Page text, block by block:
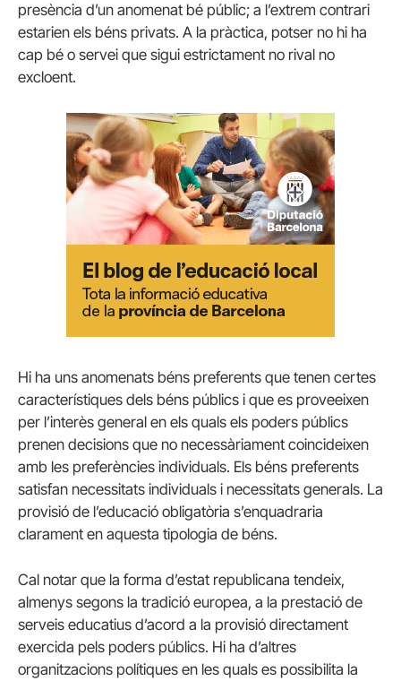
presència d’un anomenat bé públic; a l’extrem contrari
estarien els béns privats. A la pràctica, potser no hi ha
cap bé o servei que sigui estrictament no rival no
excloent.
Hi ha uns anomenats béns preferents que tenen certes
característiques dels béns públics i que es proveeixen
per l’interès general en els quals els poders públics
prenen decisions que no necessàriament coincideixen
amb les preferències individuals. Els béns preferents
satisfan necessitats individuals i necessitats generals. La
provisió de l’educació obligatòria s’enquadraria
clarament en aquesta tipologia de béns.
Cal notar que la forma d’estat republicana tendeix,
almenys segons la tradició europea, a la prestació de
serveis educatius d’acord a la provisió directament
exercida pels poders públics. Hi ha d’altres
organitzacions polítiques en les quals es possibilita la